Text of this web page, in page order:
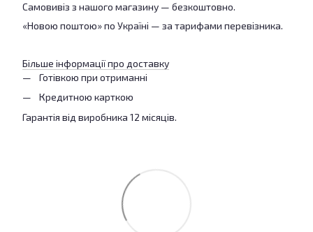
Самовивіз з нашого магазину — безкоштовно.
«Новою поштою» по Україні — за тарифами перевізника.
Більше інформації про доставку
Готівкою при отриманні
Кредитною карткою
Гарантія від виробника 12 місяців.